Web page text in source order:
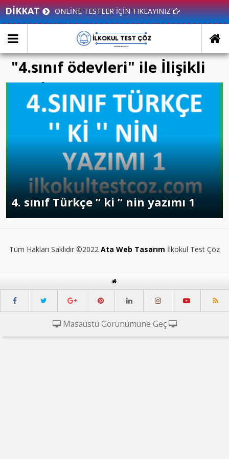
DİKKAT ONLİNE TESTLER İÇİN TIKLAYINIZ
"4.sınıf ödevleri" ile İlişikli
yazılar
4. sınıf Türkçe ” ki ” nin yazımı 1
Tüm Hakları Saklıdır ©2022 Ata Web Tasarım İlkokul Test Çöz
Masaüstü Görünümüne Geç